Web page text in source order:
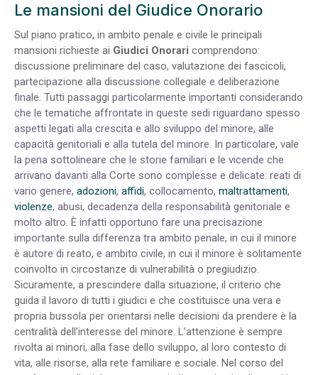
Le mansioni del Giudice Onorario
Sul piano pratico, in ambito penale e civile le principali
mansioni richieste ai Giudici Onorari comprendono:
discussione preliminare del caso, valutazione dei fascicoli,
partecipazione alla discussione collegiale e deliberazione
finale. Tutti passaggi particolarmente importanti considerando
che le tematiche affrontate in queste sedi riguardano spesso
aspetti legati alla crescita e allo sviluppo del minore, alle
capacità genitoriali e alla tutela del minore. In particolare, vale
la pena sottolineare che le storie familiari e le vicende che
arrivano davanti alla Corte sono complesse e delicate: reati di
vario genere, adozioni, affidi, collocamento, maltrattamenti,
violenze, abusi, decadenza della responsabilità genitoriale e
molto altro. È infatti opportuno fare una precisazione
importante sulla differenza tra ambito penale, in cui il minore
è autore di reato, e ambito civile, in cui il minore è solitamente
coinvolto in circostanze di vulnerabilità o pregiudizio.
Sicuramente, a prescindere dalla situazione, il criterio che
guida il lavoro di tutti i giudici e che costituisce una vera e
propria bussola per orientarsi nelle decisioni da prendere è la
centralità dell’interesse del minore. L’attenzione è sempre
rivolta ai minori, alla fase dello sviluppo, al loro contesto di
vita, alle risorse, alla rete familiare e sociale. Nel corso del